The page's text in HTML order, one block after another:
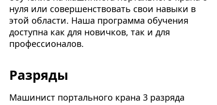
нуля или совершенствовать свои навыки в
этой области. Наша программа обучения
доступна как для новичков, так и для
профессионалов.
Разряды
Машинист портального крана 3 разряда